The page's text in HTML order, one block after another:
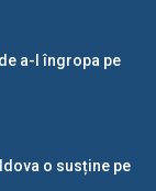
a-l îngropa pe
o susține pe